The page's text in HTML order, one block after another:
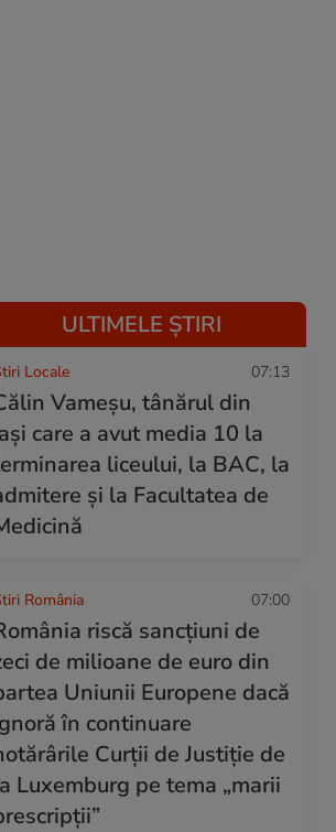
ULTIMELE ȘTIRI
Locale 07:13
Vameșu, tânărul din
care a avut media 10 la
liceului, la BAC, la
și la Facultatea de
România 07:00
riscă sancțiuni de
de milioane de euro din
Uniunii Europene dacă
în continuare
Curții de Justiție de
Luxemburg pe tema „marii